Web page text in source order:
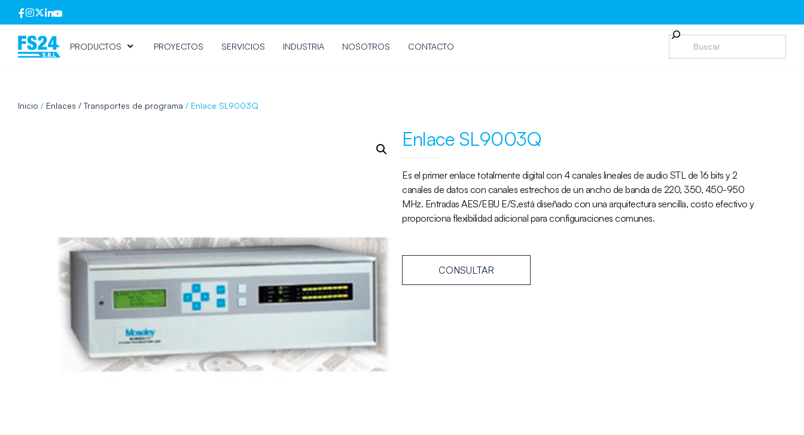
PRODUCTOS PROYECTOS SERVICIOS INDUSTRIA NOSOTROS CONTACTO
Inicio / Enlaces / Transportes de programa / Enlace SL9003Q
Enlace SL9003Q
Es el primer enlace totalmente digital con 4 canales lineales de audio STL de 16 bits y 2
canales de datos con canales estrechos de un ancho de banda de 220, 350, 450-950
MHz. Entradas AES/EBU E/S,está diseñado con una arquitectura sencilla, costo efectivo y
proporciona flexibilidad adicional para configuraciones comunes.
CONSULTAR